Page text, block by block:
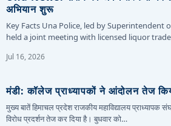
अभियान शुरू
Key Facts Una Police, led by Superintendent
held a joint meeting with licensed liquor
Jul 16, 2026
मंडी: कॉलेज प्राध्यापकों ने आंदोलन तेज
मुख्य बातें हिमाचल प्रदेश राजकीय महाविद्यालय प्राध्यापक
विरोध प्रदर्शन तेज कर दिया है। बुधवार को…